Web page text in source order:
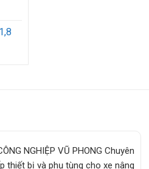
NGHIỆP VŨ PHONG Chuyên
thiết bị và phụ tùng cho xe nâng